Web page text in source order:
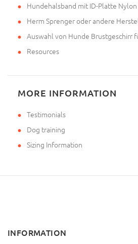
Hundehalsband mit ID-Platte
Herm Sprenger oder andere
Auswahl von Hunde Brustgeschirr
Resources
MORE INFORMATION
Testimonials
Dog training
Sizing Information
INFORMATION